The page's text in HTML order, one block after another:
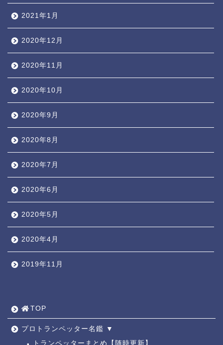
2021年1月
2020年12月
2020年11月
2020年10月
2020年9月
2020年8月
2020年7月
2020年6月
2020年5月
2020年4月
2019年11月
TOP
プロトランペッター名鑑 ▼
トランペッターまとめ【随時更新】